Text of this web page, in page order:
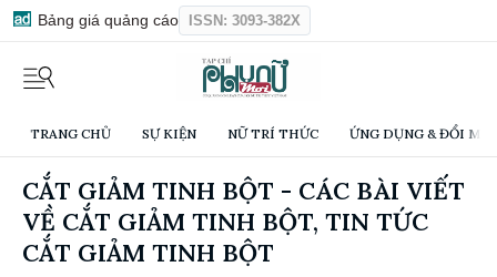
Bảng giá quảng cáo ISSN: 3093-382X
TRANG CHỦ SỰ KIỆN NỮ TRÍ THỨC ỨNG DỤNG & ĐỔI
CẮT GIẢM TINH BỘT - CÁC BÀI VIẾT
VỀ CẮT GIẢM TINH BỘT, TIN TỨC
CẮT GIẢM TINH BỘT